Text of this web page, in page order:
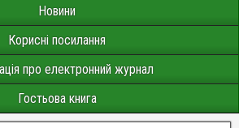
Новини
Корисні посилання
про електронний журнал
Гостьова книга